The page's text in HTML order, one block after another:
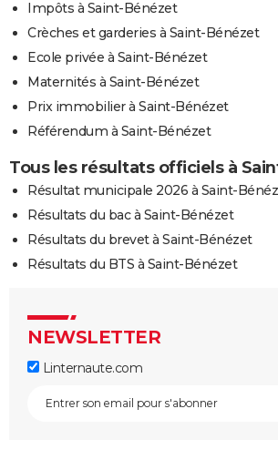
Impôts à Saint-Bénézet
Crèches et garderies à Saint-Bénézet
Ecole privée à Saint-Bénézet
Maternités à Saint-Bénézet
Prix immobilier à Saint-Bénézet
Référendum à Saint-Bénézet
Tous les résultats officiels à
Résultat municipale 2026 à Saint-
Résultats du bac à Saint-Bénézet
Résultats du brevet à Saint-Bénézet
Résultats du BTS à Saint-Bénézet
NEWSLETTER
Linternaute.com